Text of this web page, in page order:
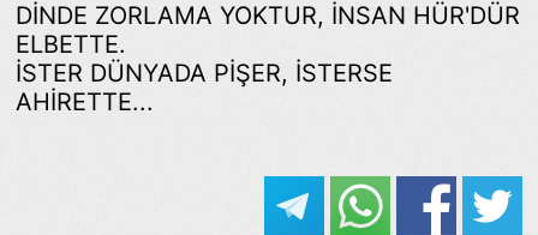
DİNDE ZORLAMA YOKTUR, İNSAN HÜR'DÜR
ELBETTE.
İSTER DÜNYADA PİŞER, İSTERSE
AHİRETTE...